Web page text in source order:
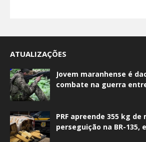
ATUALIZAÇÕES
Jovem maranhense é
combate na guerra
PRF apreende 355 kg de
perseguição na BR-135,